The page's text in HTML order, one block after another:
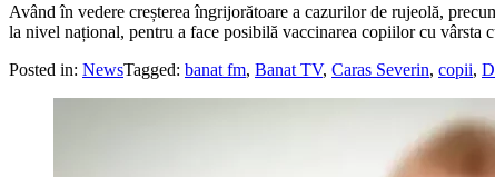
Având în vedere creșterea îngrijorătoare a cazurilor de rujeolă,
la nivel național, pentru a face posibilă vaccinarea copiilor cu
Posted in: NewsTagged: banat fm, Banat TV, Caras Severin, copii,